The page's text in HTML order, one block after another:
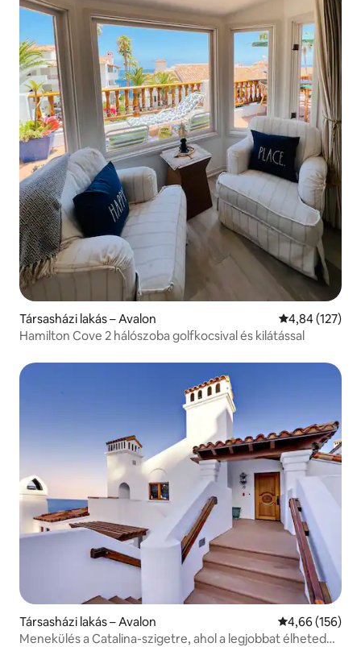
Társasházi lakás – Avalon Átlagos
4,84 (127)
Hamilton Cove 2 hálószoba golfkocsival és kilátással
Társasházi lakás – Avalon Átlagos
4,66 (156)
Menekülés a Catalina-szigetre, ahol a legjobbat élheted